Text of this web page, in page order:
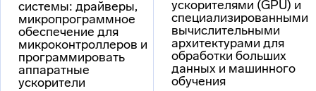
системы: драйверы,
микропрограммное
обеспечение для
микроконтроллеров и
программировать
аппаратные
ускорители
ускорителями (GPU) и
специализированными
вычислительными
архитектурами для
обработки больших
данных и машинного
обучения